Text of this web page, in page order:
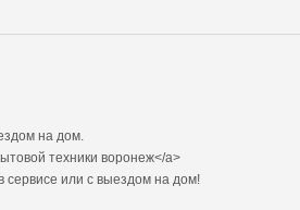
на дом.
техники воронеж</a>
сервисе или с выездом на дом!